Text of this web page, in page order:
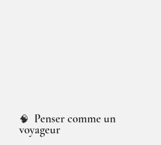
🧠 Penser comme un
voyageur